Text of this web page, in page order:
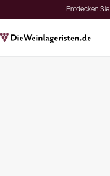
Entdecken